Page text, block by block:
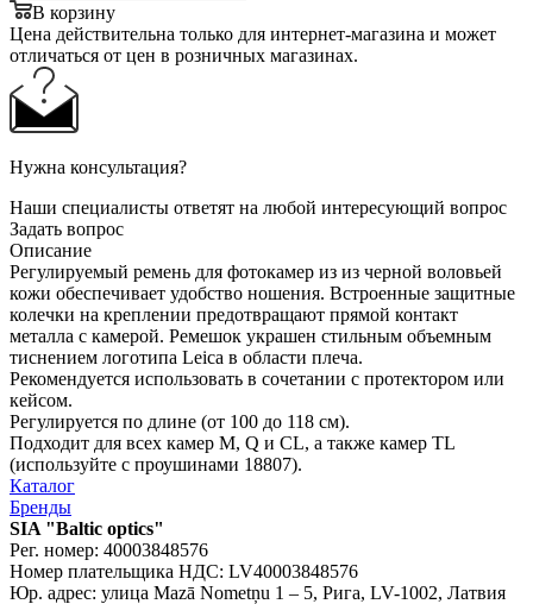
В корзину
Цена действительна только для интернет-магазина и может
отличаться от цен в розничных магазинах.
Нужна консультация?
Наши специалисты ответят на любой интересующий вопрос
Задать вопрос
Описание
Регулируемый ремень для фотокамер из из черной воловьей
кожи обеспечивает удобство ношения. Встроенные защитные
колечки на креплении предотвращают прямой контакт
металла с камерой. Ремешок украшен стильным объемным
тиснением логотипа Leica в области плеча.
Рекомендуется использовать в сочетании с протектором или
кейсом.
Регулируется по длине (от 100 до 118 см).
Подходит для всех камер M, Q и CL, а также камер TL
(используйте с проушинами 18807).
Каталог
Бренды
SIA "Baltic optics"
Рег. номер: 40003848576
Номер плательщика НДС: LV40003848576
Юр. адрес: улица Mazā Nometņu 1 – 5, Рига, LV-1002, Латвия